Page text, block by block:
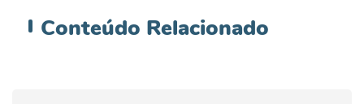
Conteúdo Relacionado